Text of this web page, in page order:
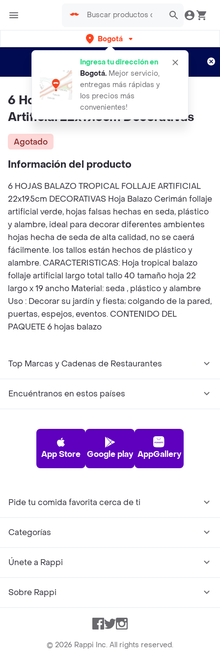
Bogotá
Ingresa tu dirección en
Bogotá. Mejor servicio,
entregas más rápidas y
los precios más
convenientes!
envíos gratis por semanas
Aplican TyC
6 Hojas Balazo Tropical Follaje
Artificial 22x19.5cm Decorativas
Agotado
Información del producto
6 HOJAS BALAZO TROPICAL FOLLAJE ARTIFICIAL
22x19.5cm DECORATIVAS Hoja Balazo Cerimán follaje
artificial verde, hojas falsas hechas en seda, plástico
y alambre, ideal para decorar diferentes ambientes
hojas hecha de seda de alta calidad, no se caerá
fácilmente. los tallos están hechos de plástico y
alambre. CARACTERISTICAS: Hoja tropical balazo
follaje artificial largo total tallo 40 tamaño hoja 22
largo x 19 ancho Material: seda , plástico y alambre
Uso : Decorar su jardín y fiesta; colgando de la pared,
puertas, espejos, eventos. CONTENIDO DEL
PAQUETE 6 hojas balazo
Top Marcas y Cadenas de Restaurantes
Encuéntranos en estos países
App Store Google play AppGallery
Pide tu comida favorita cerca de ti
Categorías
Únete a Rappi
Sobre Rappi
Facebook
TwitterInstagram
© 2026 Rappi Inc. All rights reserved.